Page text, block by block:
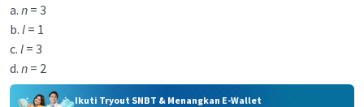
a. n = 3
b. l = 1
c. l = 3
d. n = 2
Ikuti Tryout SNBT & Menangkan E-Wallet